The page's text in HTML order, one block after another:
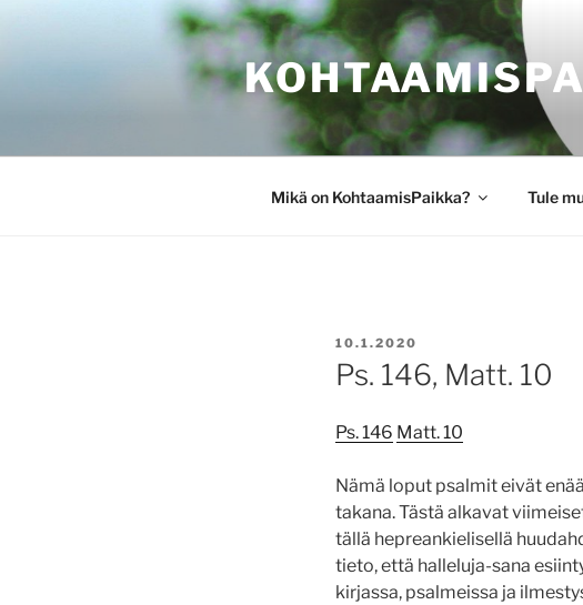
Mikä on KohtaamisPaikka? Tule
JULKAISTU
10.1.2020
Ps. 146, Matt. 10
Ps. 146 Matt. 10
Nämä loput psalmit eivät
takana. Tästä alkavat
tällä hepreankielisellä
tieto, että halleluja-sana
kirjassa, psalmeissa ja